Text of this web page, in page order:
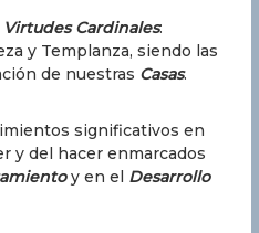
Virtudes Cardinales:
y Templanza, siendo las
de nuestras Casas.
significativos en
y del hacer enmarcados
toy en el Desarrollo